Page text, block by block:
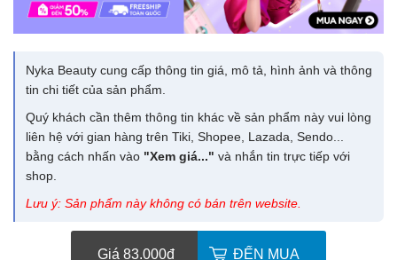
Nyka Beauty cung cấp thông tin giá, mô tả, hình ảnh và thông
tin chi tiết của sản phẩm.
Quý khách cần thêm thông tin khác về sản phẩm này vui lòng
liên hệ với gian hàng trên Tiki, Shopee, Lazada, Sendo...
bằng cách nhấn vào "Xem giá..." và nhắn tin trực tiếp với
shop.
Lưu ý: Sản phẩm này không có bán trên website.
Giá 83.000đ ĐẾN MUA